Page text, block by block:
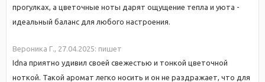
прогулках, а цветочные ноты дарят ощущение тепла и уюта -
идеальный баланс для любого настроения.
Вероника Г., 27.04.2025: пишет
Idna приятно удивил своей свежестью и тонкой цветочной
ноткой. Такой аромат легко носить и он не раздражает, что для